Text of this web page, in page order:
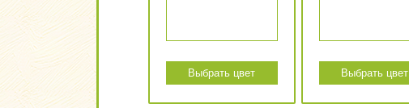
Выбрать цвет Выбрать цвет